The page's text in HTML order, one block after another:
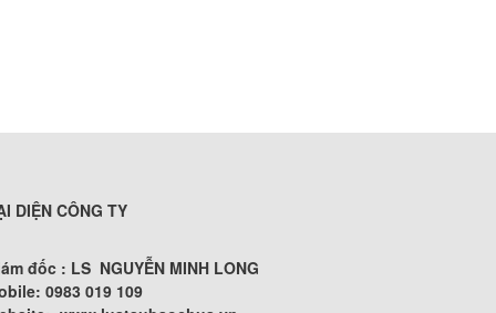
DIỆN CÔNG TY
đốc : LS NGUYỄN MINH LONG
0983 019 109